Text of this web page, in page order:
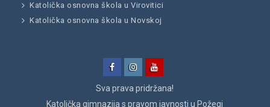
Katolička osnovna škola u Virovitici
Katolička osnovna škola u Novskoj
Sva prava pridržana!
Katolička gimnazija s pravom javnosti u Požegi